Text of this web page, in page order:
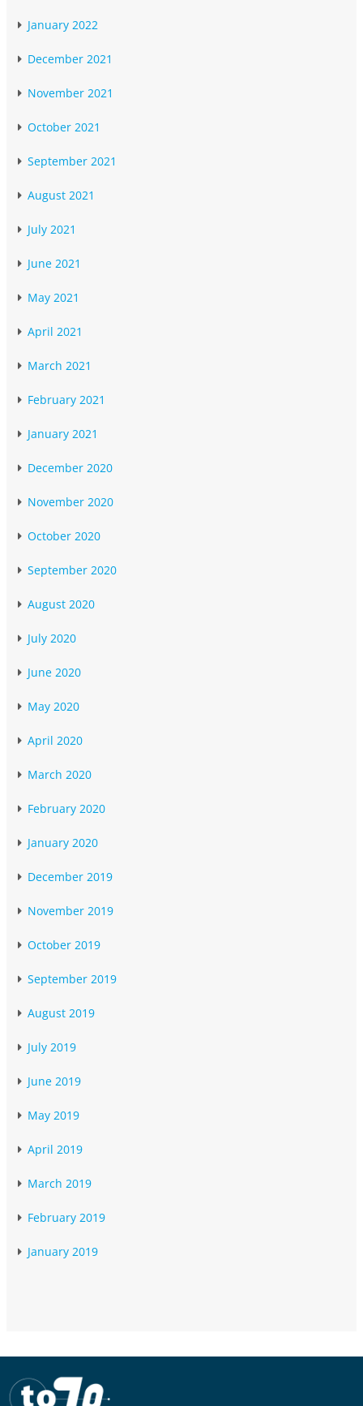
January 2022
December 2021
November 2021
October 2021
September 2021
August 2021
July 2021
June 2021
May 2021
April 2021
March 2021
February 2021
January 2021
December 2020
November 2020
October 2020
September 2020
August 2020
July 2020
June 2020
May 2020
April 2020
March 2020
February 2020
January 2020
December 2019
November 2019
October 2019
September 2019
August 2019
July 2019
June 2019
May 2019
April 2019
March 2019
February 2019
January 2019